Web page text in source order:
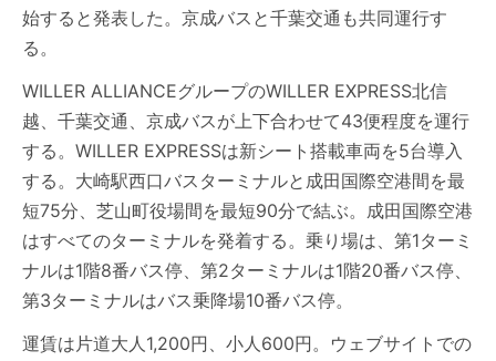
始すると発表した。京成バスと千葉交通も共同運行す
る。
WILLER ALLIANCEグループのWILLER EXPRESS北信
越、千葉交通、京成バスが上下合わせて43便程度を運行
する。WILLER EXPRESSは新シート搭載車両を5台導入
する。大崎駅西口バスターミナルと成田国際空港間を最
短75分、芝山町役場間を最短90分で結ぶ。成田国際空港
はすべてのターミナルを発着する。乗り場は、第1ターミ
ナルは1階8番バス停、第2ターミナルは1階20番バス停、
第3ターミナルはバス乗降場10番バス停。
運賃は片道大人1,200円、小人600円。ウェブサイトでの